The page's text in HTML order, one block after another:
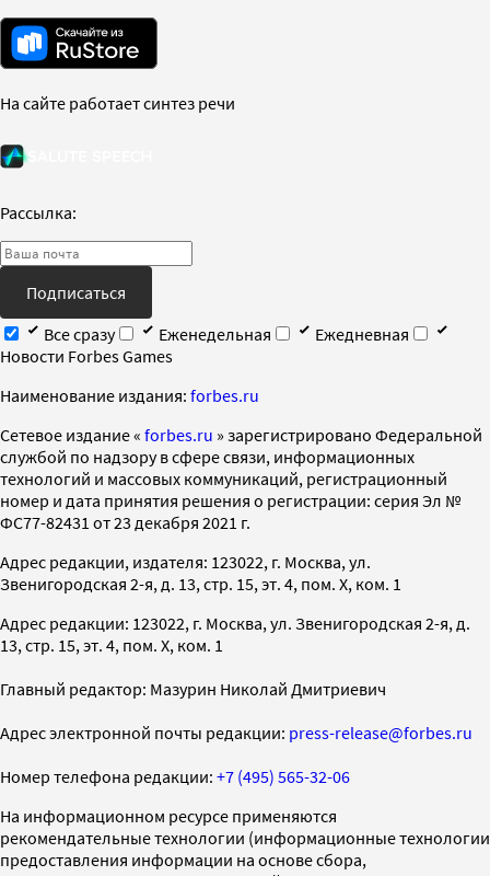
На сайте работает синтез речи
Рассылка:
Подписаться
Все сразу
Еженедельная
Ежедневная
Новости Forbes Games
Наименование издания: forbes.ru
Cетевое издание « forbes.ru » зарегистрировано Федеральной
службой по надзору в сфере связи, информационных
технологий и массовых коммуникаций, регистрационный
номер и дата принятия решения о регистрации: серия Эл №
ФС77-82431 от 23 декабря 2021 г.
Адрес редакции, издателя: 123022, г. Москва, ул.
Звенигородская 2-я, д. 13, стр. 15, эт. 4, пом. X, ком. 1
Адрес редакции: 123022, г. Москва, ул. Звенигородская 2-я, д.
13, стр. 15, эт. 4, пом. X, ком. 1
Главный редактор: Мазурин Николай Дмитриевич
Адрес электронной почты редакции: press-release@forbes.ru
Номер телефона редакции: +7 (495) 565-32-06
На информационном ресурсе применяются
рекомендательные технологии (информационные технологии
предоставления информации на основе сбора,